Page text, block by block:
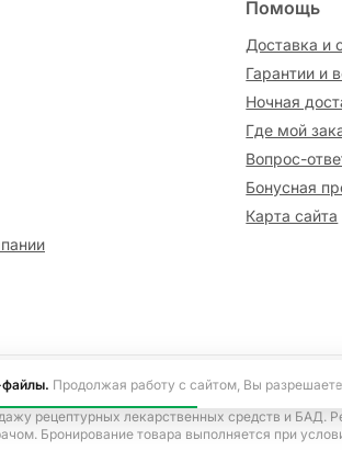
Помощь
Доставка и
Гарантии и
Ночная
Где мой
Вопрос-
Бонусная
Карта сайта
информация носит исключительно
согласно Указу Президента Российской
рецептурных лекарственных средств и БАД.
Бронирование товара выполняется при
Продолжая работу с сайтом, Вы